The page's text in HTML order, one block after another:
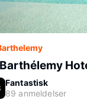
Fantastisk
89 anmeldelser